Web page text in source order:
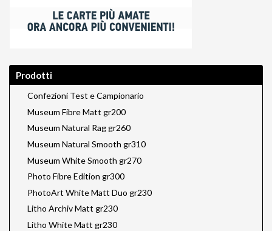
Prodotti
Confezioni Test e Campionario
Museum Fibre Matt gr200
Museum Natural Rag gr260
Museum Natural Smooth gr310
Museum White Smooth gr270
Photo Fibre Edition gr300
PhotoArt White Matt Duo gr230
Litho Archiv Matt gr230
Litho White Matt gr230